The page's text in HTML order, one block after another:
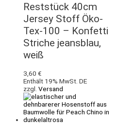
Reststück 40cm
Jersey Stoff Öko-
Tex-100 – Konfetti
Striche jeansblau,
weiß
3,60 €
Enthält 19% MwSt. DE
zzgl. Versand